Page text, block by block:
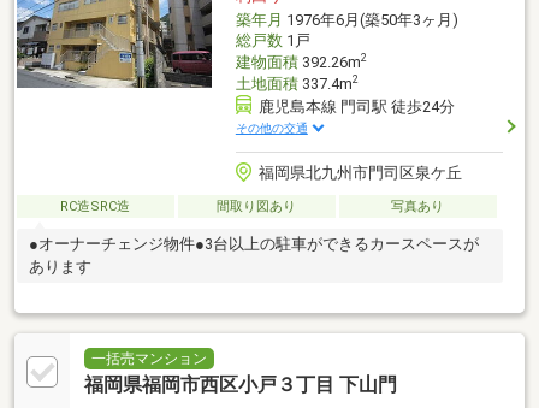
築年月 1976年6月(築50年3ヶ月)
総戸数1戸
建物面積392.26m2
土地面積337.4m2
鹿児島本線 門司駅 徒歩24分
その他の交通
福岡県北九州市門司区泉ケ丘
RC造SRC造 間取り図あり 写真あり
●オーナーチェンジ物件●3台以上の駐車ができるカースペースが
あります
一括売マンション
福岡県福岡市西区小戸３丁目 下山門